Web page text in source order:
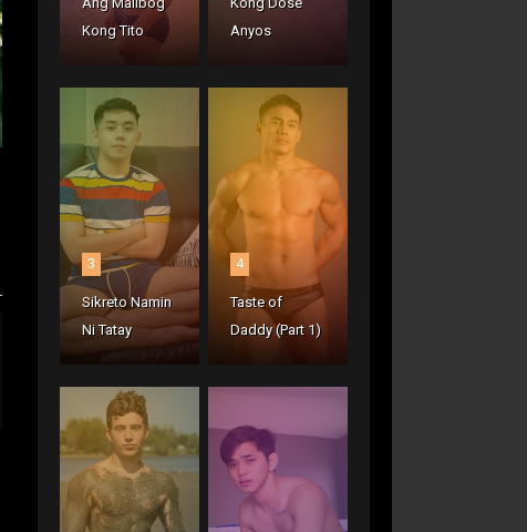
Kong Tito
Anyos
3
Sikreto Namin
Ni Tatay
4
Taste of
Daddy (Part 1)